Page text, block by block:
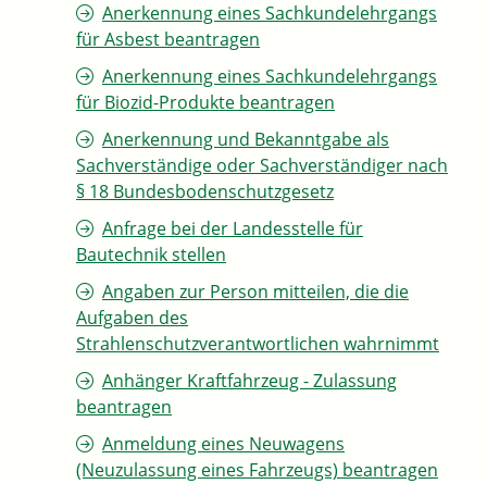
Anerkennung eines Sachkundelehrgangs
für Asbest beantragen
Anerkennung eines Sachkundelehrgangs
für Biozid-Produkte beantragen
Anerkennung und Bekanntgabe als
Sachverständige oder Sachverständiger nach
§ 18 Bundesbodenschutzgesetz
Anfrage bei der Landesstelle für
Bautechnik stellen
Angaben zur Person mitteilen, die die
Aufgaben des
Strahlenschutzverantwortlichen wahrnimmt
Anhänger Kraftfahrzeug - Zulassung
beantragen
Anmeldung eines Neuwagens
(Neuzulassung eines Fahrzeugs) beantragen